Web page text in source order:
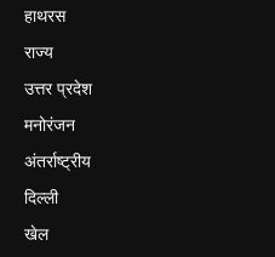
हाथरस
राज्य
उत्तर प्रदेश
मनोरंजन
अंतर्राष्ट्रीय
दिल्ली
खेल